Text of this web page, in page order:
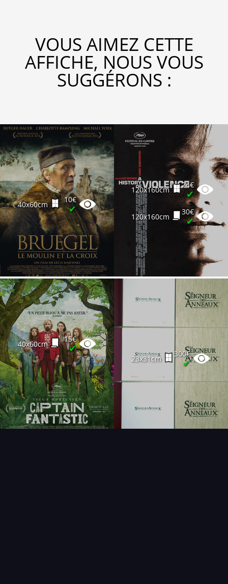
VOUS AIMEZ CETTE
AFFICHE, NOUS VOUS
SUGGÉRONS :
40x60cm
10€
✔
120x160cm
24€
✔
120x160cm
30€
✔
40x60cm
15€
✔
23x31cm
300€
✔